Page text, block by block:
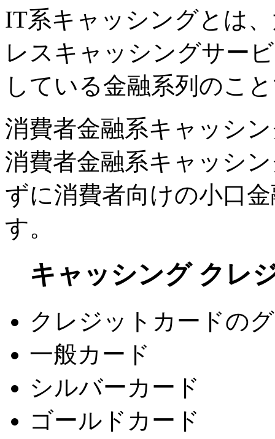
IT系キャッシングとは
レスキャッシングサー
している金融系列のこ
消費者金融系キャッシ
消費者金融系キャッシ
ずに消費者向けの小口
す。
キャッシング クレ
クレジットカードの
一般カード
シルバーカード
ゴールドカード